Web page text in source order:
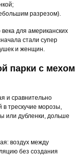
разрезом).
для американских
стали супер
и женщин.
парки с мехом
и сравнительно
в трескучие морозы,
или дубленки, дольше
воздух между
без создания